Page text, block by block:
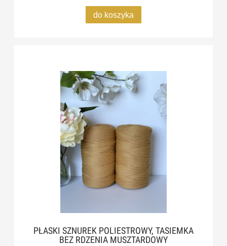
do koszyka
PŁASKI SZNUREK POLIESTROWY, TASIEMKA
BEZ RDZENIA MUSZTARDOWY